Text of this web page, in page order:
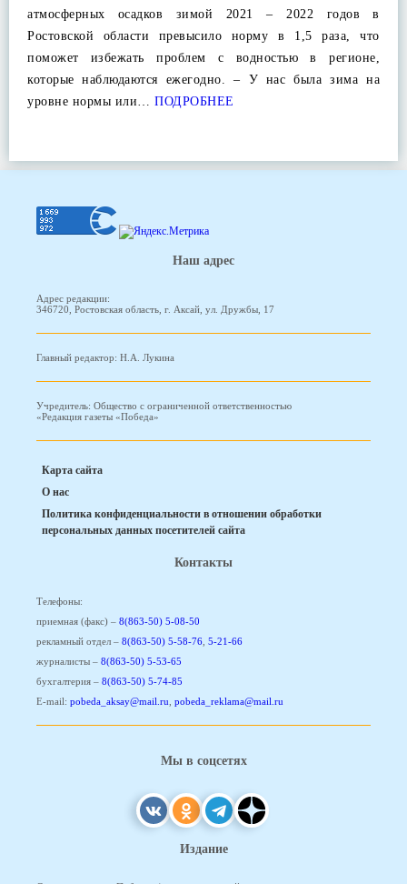
атмосферных осадков зимой 2021 – 2022 годов в
Ростовской области превысило норму в 1,5 раза, что
поможет избежать проблем с водностью в регионе,
которые наблюдаются ежегодно. – У нас была зима на
уровне нормы или… ПОДРОБНЕЕ
Наш адрес
Адрес редакции:
346720, Ростовская область, г. Аксай, ул. Дружбы, 17
Главный редактор: Н.А. Лукина
Учредитель: Общество с ограниченной ответственностью
«Редакция газеты «Победа»
Карта сайта
О нас
Политика конфиденциальности в отношении обработки
персональных данных посетителей сайта
Контакты
Телефоны:
приемная (факс) – 8(863-50) 5-08-50
рекламный отдел – 8(863-50) 5-58-76 5-21-66
журналисты – 8(863-50) 5-53-65
бухгалтерия – 8(863-50) 5-74-85
E-mail: pobeda_aksay@mail.ru pobeda_reklama@mail.ru
Мы в соцсетях
Издание